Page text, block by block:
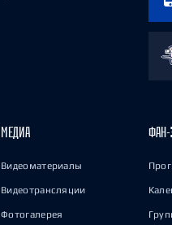
МЕДИА
Видеоматериалы
Видеотрансляции
Фотогалерея
ФАН-